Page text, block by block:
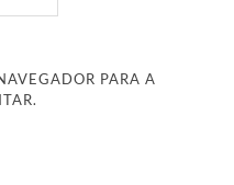
PARA A